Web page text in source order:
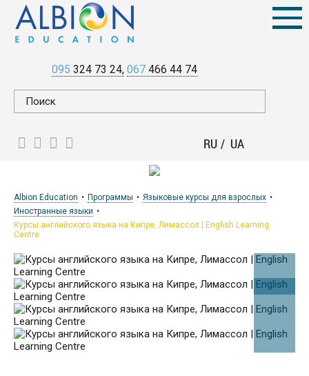
095 324 73 24 067 466 44 74
RU UA
Albion Education Программы
Языковые курсы для взрослых
Иностранные языки
Курсы английского языка на Кипре, Лимассол | English Learning
Centre